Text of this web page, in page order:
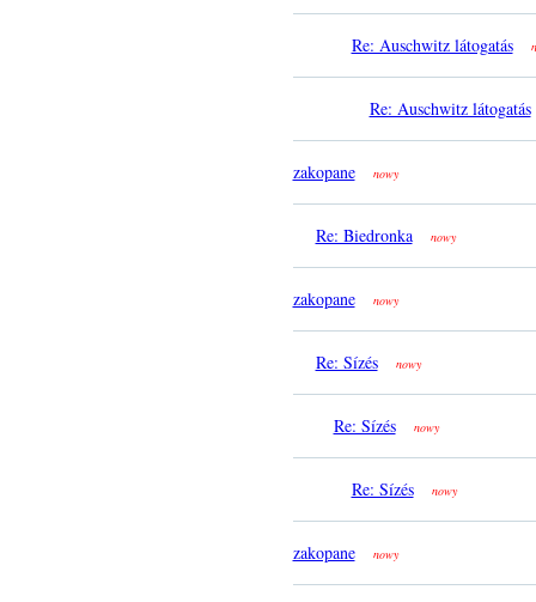
Re: Auschwitz látogatás
Re: Auschwitz látogatás
zakopane nowy
Re: Biedronka nowy
zakopane nowy
Re: Sízés nowy
Re: Sízés nowy
Re: Sízés nowy
zakopane nowy